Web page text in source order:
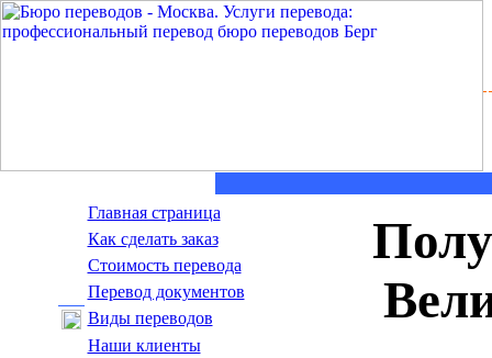
Главная страница
Как сделать заказ
Стоимость перевода
Пepeвoд дoкумeнтoв
Виды переводов
Наши клиенты